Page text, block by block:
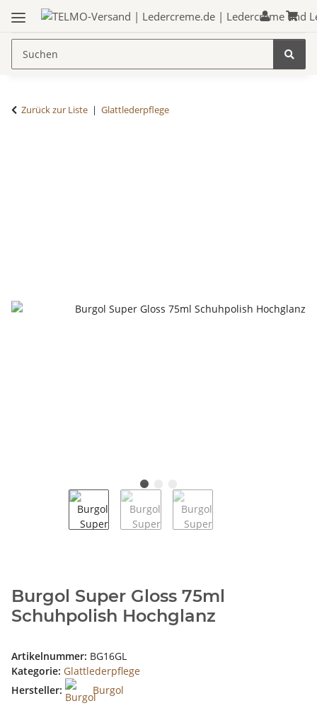
Zurück zur Liste Glattlederpflege
Burgol Super Gloss 75ml
Schuhpolish Hochglanz
Artikelnummer: BG16GL
Kategorie: Glattlederpflege
Hersteller:
Burgol